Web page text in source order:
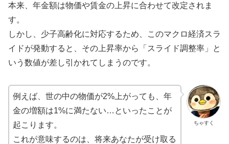
本来、年金額は物価や賃金の上昇に合わせて改定されま
す。
しかし、少子高齢化に対応するため、このマクロ経済スラ
イドが発動すると、その上昇率から「スライド調整率」と
いう数値が差し引かれてしまうのです。
ちゃすく
例えば、世の中の物価が2%上がっても、年
金の増額は1%に満たない…といったことが
起こります。
これが意味するのは、将来あなたが受け取る